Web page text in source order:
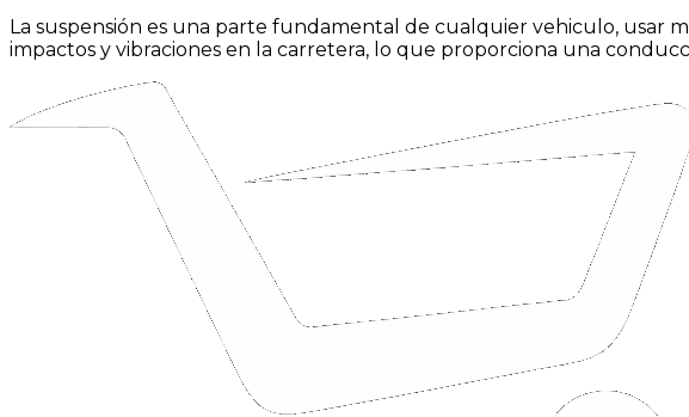
La suspensión es una parte fundamental de cualquier vehiculo, usar
impactos y vibraciones en la carretera, lo que proporciona una